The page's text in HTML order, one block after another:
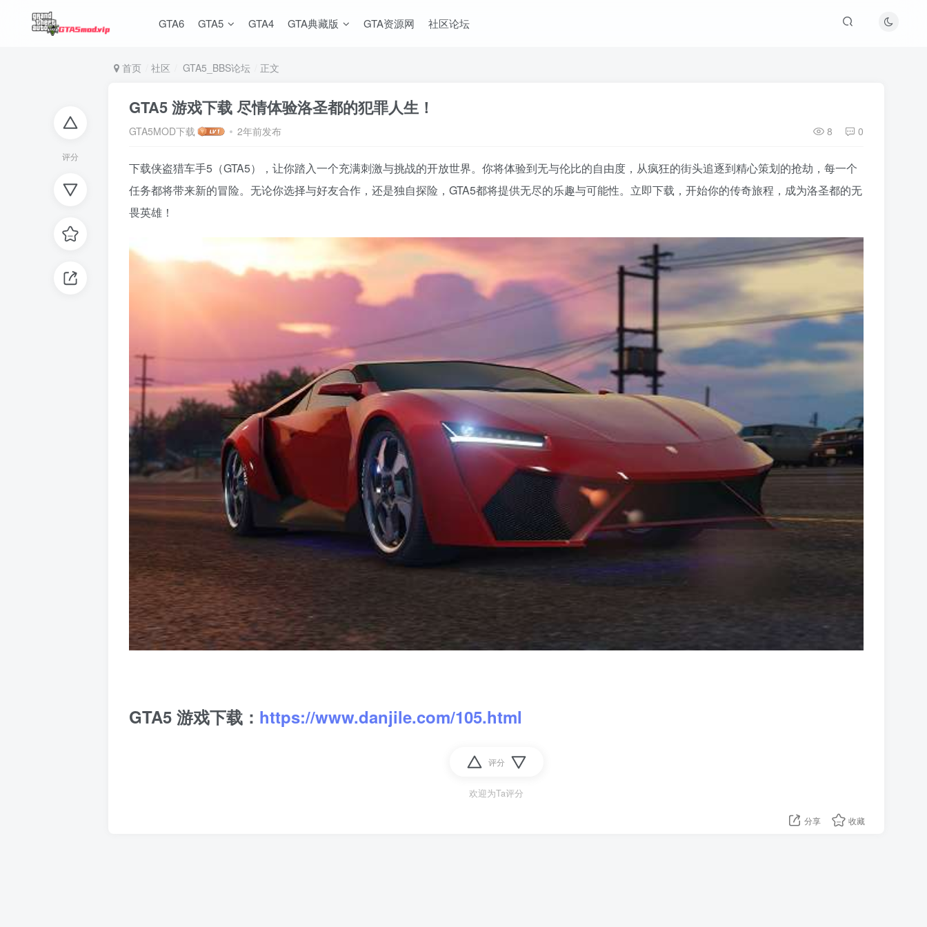
GTA6 GTA5 GTA4 GTA典藏版 GTA资源网 社区论坛
评分
首页 社区 GTA5_BBS论坛 正文
GTA5 游戏下载 尽情体验洛圣都的犯罪人生！
GTA5MOD下载 2年前发布 8 0
下载侠盗猎车手5（GTA5），让你踏入一个充满刺激与挑战的开放世界。你将体验到无与伦比的自由度，从疯狂的街头追逐到精心策划的抢劫，每一个
任务都将带来新的冒险。无论你选择与好友合作，还是独自探险，GTA5都将提供无尽的乐趣与可能性。立即下载，开始你的传奇旅程，成为洛圣都的无
畏英雄！
GTA5 游戏下载： https://www.danjile.com/105.html
评分
欢迎为Ta评分
分享 收藏